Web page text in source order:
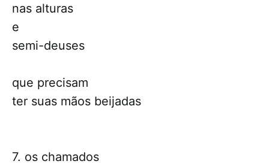
nas alturas
e
semi-deuses
que precisam
ter suas mãos beijadas
7. os chamados